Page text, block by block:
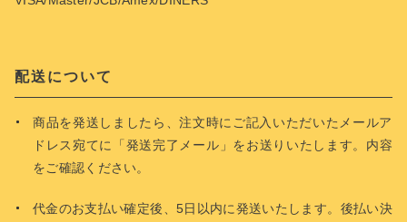
配送について
商品を発送しましたら、注文時にご記入いただいたメールア
ドレス宛てに「発送完了メール」をお送りいたします。内容
をご確認ください。
代金のお支払い確定後、5日以内に発送いたします。後払い決